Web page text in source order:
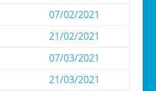
07/02/2021
21/02/2021
07/03/2021
21/03/2021